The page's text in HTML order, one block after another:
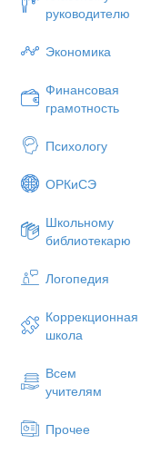
руководителю
Экономика
Финансовая
грамотность
Психологу
ОРКиСЭ
Школьному
библиотекарю
Логопедия
Коррекционная
школа
Всем
учителям
Прочее